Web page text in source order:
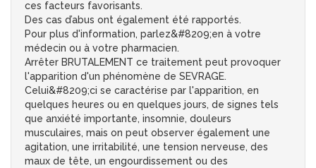
ces facteurs favorisants.
Des cas d’abus ont également été rapportés.
Pour plus d'information, parlez&#8209;en à votre
médecin ou à votre pharmacien.
Arrêter BRUTALEMENT ce traitement peut provoquer
l'apparition d'un phénomène de SEVRAGE.
Celui&#8209;ci se caractérise par l'apparition, en
quelques heures ou en quelques jours, de signes tels
que anxiété importante, insomnie, douleurs
musculaires, mais on peut observer également une
agitation, une irritabilité, une tension nerveuse, des
maux de tête, un engourdissement ou des